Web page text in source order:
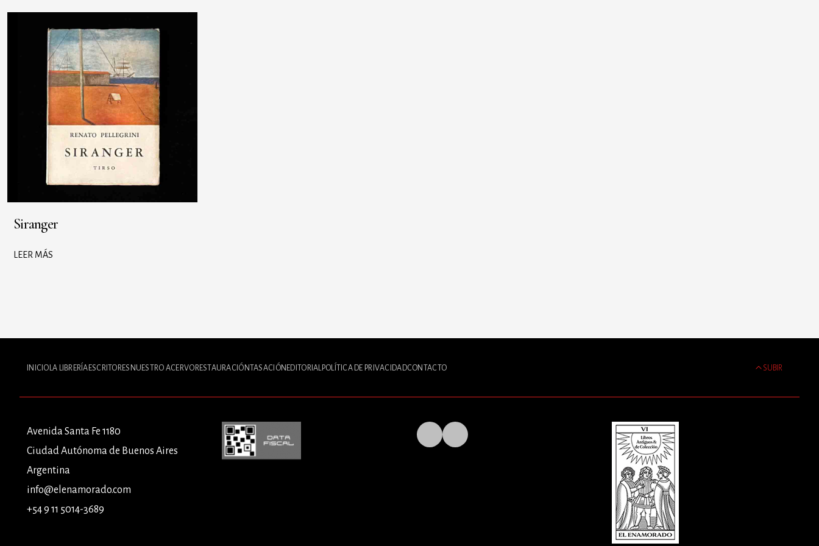
Siranger
LEER MÁS
INICIO LA LIBRERÍA ESCRITORES NUESTRO ACERVO RESTAURACIÓN TASACIÓN EDITORIALPOLÍTICA DE PRIVACIDADCONTACTO SUBIR
Avenida Santa Fe 1180
Ciudad Autónoma de Buenos Aires
Argentina
info@elenamorado.com
+54 9 11 5014-3689